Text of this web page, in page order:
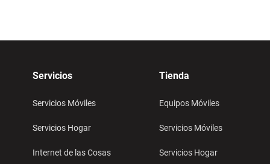
Servicios
Servicios Móviles
Servicios Hogar
Internet de las Cosas
Tienda
Equipos Móviles
Servicios Móviles
Servicios Hogar